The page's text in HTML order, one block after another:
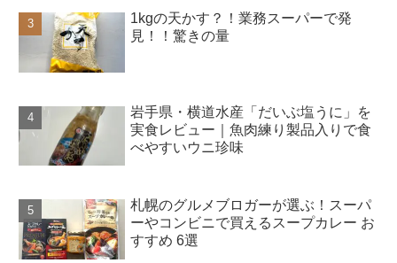
1kgの天かす？！業務スーパーで発
見！！驚きの量
岩手県・横道水産「だいぶ塩うに」を
実食レビュー｜魚肉練り製品入りで食
べやすいウニ珍味
札幌のグルメブロガーが選ぶ！スーパ
ーやコンビニで買えるスープカレー お
すすめ 6選